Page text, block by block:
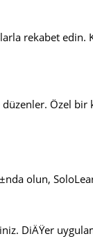
rekabet
Özel
olun,
DiÄŸer